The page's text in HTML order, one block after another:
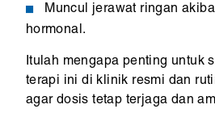
Muncul jerawat ringan
hormonal.
Itulah mengapa penting untuk
terapi ini di klinik resmi dan
agar dosis tetap terjaga dan